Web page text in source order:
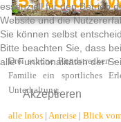
Drei schöne Rundstrecken
Familie ein sportliches
Unterhaltung.
alle Infos | Anreise | Blick
essenziell für den Betrieb
Website und die
Sie können selbst
Bitte beachten Sie, dass
alle Funktionalitäten der
Akzeptieren